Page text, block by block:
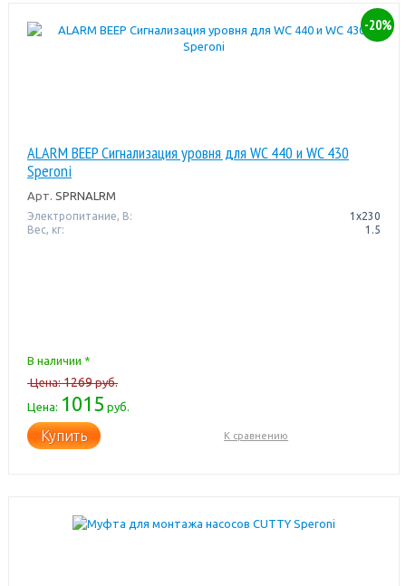
-20%
ALARM BEEP Сигнализация уровня для WC 440 и WC 430
Speroni
Арт. SPRNALRM
Электропитание, В:
1х230
Вес, кг:
1.5
В наличии *
Цена:1269руб.
Цена: 1015руб.
Купить К сравнению